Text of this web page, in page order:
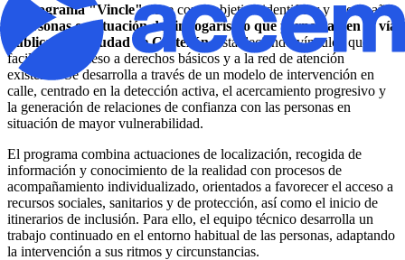
programa "Vincle"tiene como objetivo identificar y acompañar
personas en situación de sinhogarismo que pernoctan en la vía
pública en la ciudad de Castellón, estableciendo vínculos que
faciliten su acceso a derechos básicos y a la red de atención
existente. Se desarrolla a través de un modelo de intervención en
calle, centrado en la detección activa, el acercamiento progresivo y
la generación de relaciones de confianza con las personas en
situación de mayor vulnerabilidad.
El programa combina actuaciones de localización, recogida de
información y conocimiento de la realidad con procesos de
acompañamiento individualizado, orientados a favorecer el acceso a
recursos sociales, sanitarios y de protección, así como el inicio de
itinerarios de inclusión. Para ello, el equipo técnico desarrolla un
trabajo continuado en el entorno habitual de las personas, adaptando
la intervención a sus ritmos y circunstancias.